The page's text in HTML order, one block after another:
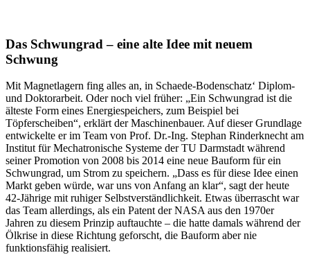
Das Schwungrad – eine alte Idee mit neuem
Schwung
Mit Magnetlagern fing alles an, in Schaede-Bodenschatz‘ Diplom-
und Doktorarbeit. Oder noch viel früher: „Ein Schwungrad ist die
älteste Form eines Energiespeichers, zum Beispiel bei
Töpferscheiben“, erklärt der Maschinenbauer. Auf dieser Grundlage
entwickelte er im Team von Prof. Dr.-Ing. Stephan Rinderknecht am
Institut für Mechatronische Systeme der TU Darmstadt während
seiner Promotion von 2008 bis 2014 eine neue Bauform für ein
Schwungrad, um Strom zu speichern. „Dass es für diese Idee einen
Markt geben würde, war uns von Anfang an klar“, sagt der heute
42-Jährige mit ruhiger Selbstverständlichkeit. Etwas überrascht war
das Team allerdings, als ein Patent der NASA aus den 1970er
Jahren zu diesem Prinzip auftauchte – die hatte damals während der
Ölkrise in diese Richtung geforscht, die Bauform aber nie
funktionsfähig realisiert.